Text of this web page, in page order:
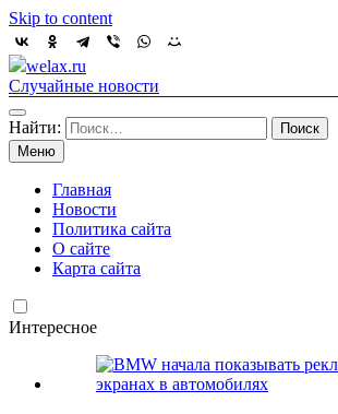
Skip to content
welax.ru
Случайные новости
Найти:
Меню
Главная
Новости
Политика сайта
О сайте
Карта сайта
Интересное